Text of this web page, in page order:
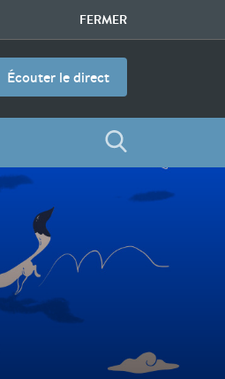
FERMER
Écouter le direct